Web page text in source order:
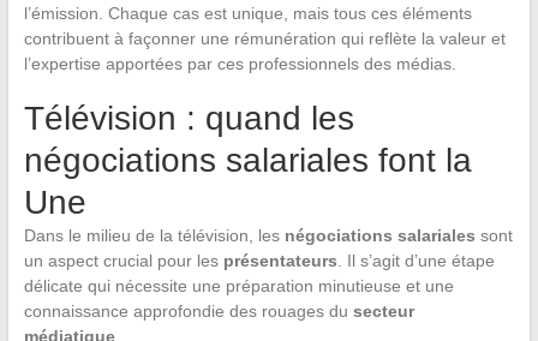
l’émission. Chaque cas est unique, mais tous ces éléments
contribuent à façonner une rémunération qui reflète la valeur et
l’expertise apportées par ces professionnels des médias.
Télévision : quand les
négociations salariales font la
Une
Dans le milieu de la télévision, les négociations salariales sont
un aspect crucial pour les présentateurs . Il s’agit d’une étape
délicate qui nécessite une préparation minutieuse et une
connaissance approfondie des rouages du secteur
médiatique.